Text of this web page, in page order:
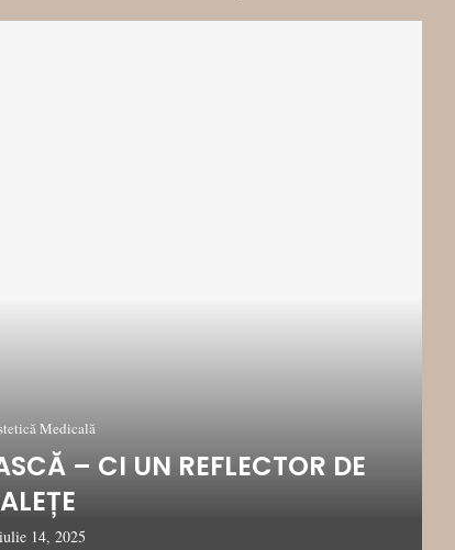
Medicală
– CI UN REFLECTOR DE
iulie 14, 2025